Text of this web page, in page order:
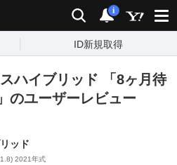
検索 通知
i
ID新規取得
ハイブリッド 「8ヶ月待
のユーザーレビュー
ッド
2021年式